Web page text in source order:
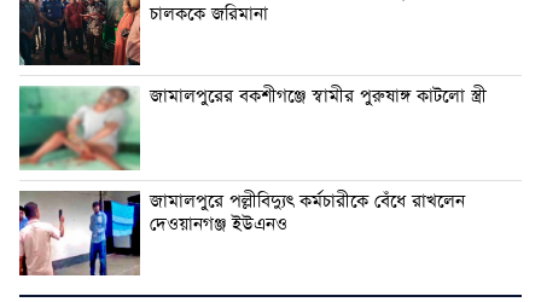
চালককে জরিমানা
জামালপুরের বকশীগঞ্জে স্বামীর পুরুষাঙ্গ কাটলো স্ত্রী
জামালপুরে পল্লীবিদ্যুৎ কর্মচারীকে বেঁধে রাখলেন
দেওয়ানগঞ্জ ইউএনও